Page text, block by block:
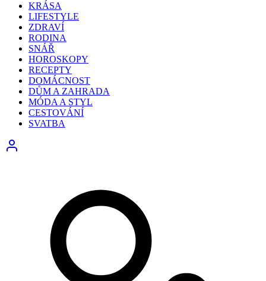
KRÁSA
LIFESTYLE
ZDRAVÍ
RODINA
SNÁŘ
HOROSKOPY
RECEPTY
DOMÁCNOST
DŮM A ZAHRADA
MÓDA A STYL
CESTOVÁNÍ
SVATBA